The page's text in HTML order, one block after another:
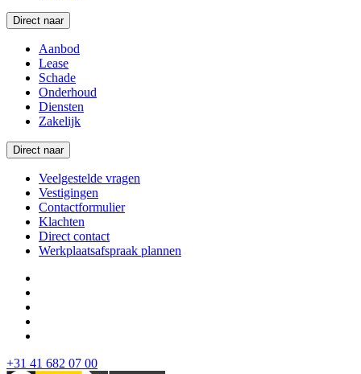
Direct naar
Aanbod
Lease
Schade
Onderhoud
Diensten
Zakelijk
Direct naar
Veelgestelde vragen
Vestigingen
Contactformulier
Klachten
Direct contact
Werkplaatsafspraak plannen
+31 41 682 07 00